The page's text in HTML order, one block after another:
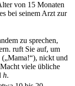
von 15 Monaten
bei seinem Arzt zur
zu sprechen,
ruft Sie auf, um
nickt und
viele übliche
h.